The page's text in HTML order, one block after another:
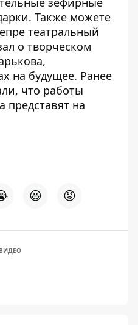
Также можете
театральный
о творческом
на будущее. Ранее
что работы
представят на
😆 😡
ВИДЕО